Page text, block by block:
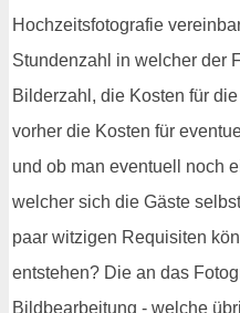
Hochzeitsfotografie
Stundenzahl in welcher der
Bilderzahl, die Kosten für
vorher die Kosten für
und ob man eventuell noch
welcher sich die Gäste
paar witzigen Requisiten
entstehen? Die an das
Bildbearbeitung - welche